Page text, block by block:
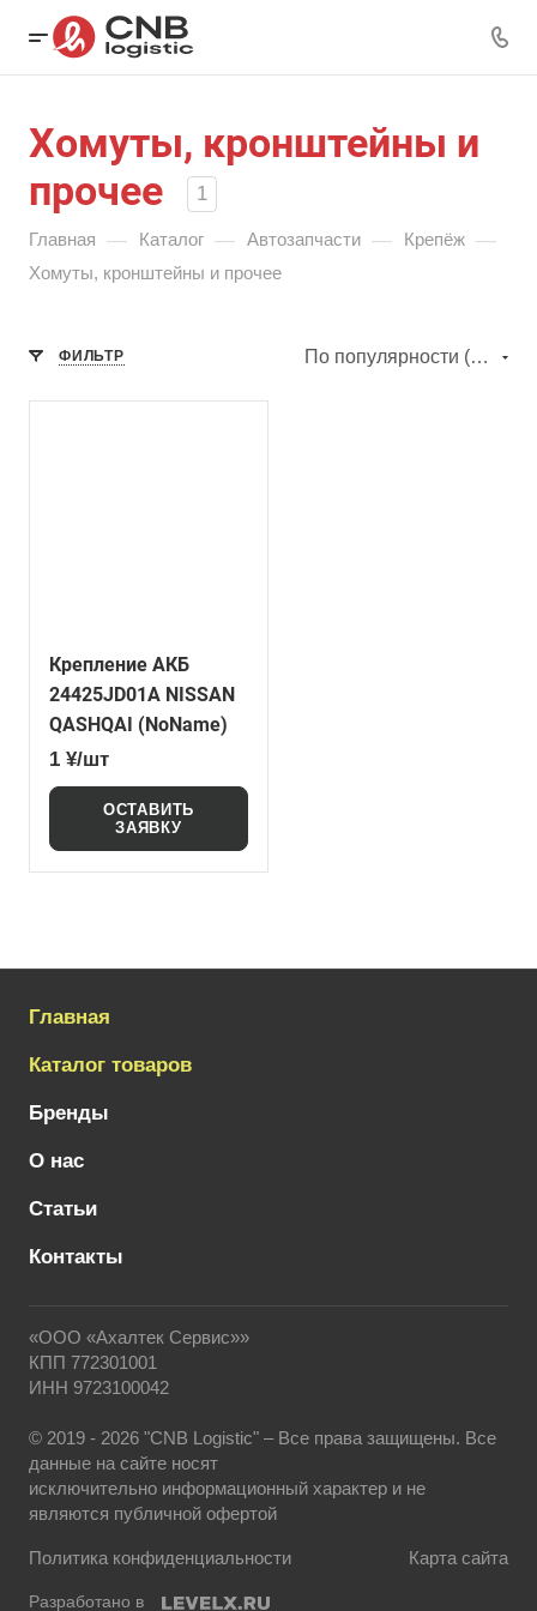
Хомуты, кронштейны и
прочее
1
Главная — Каталог — Автозапчасти — Крепёж —
Хомуты, кронштейны и прочее
ФИЛЬТР По популярности (убывание)
Крепление АКБ
24425JD01A NISSAN
QASHQAI (NoName)
1 ¥/шт
ОСТАВИТЬ
ЗАЯВКУ
Главная
Каталог товаров
Бренды
О нас
Статьи
Контакты
«ООО «Ахалтек Сервис»»
КПП 772301001
ИНН 9723100042
© 2019 - 2026 "CNB Logistic" – Все права защищены. Все
данные на сайте носят
исключительно информационный характер и не
являются публичной офертой
Политика конфиденциальности Карта сайта
Разработано в